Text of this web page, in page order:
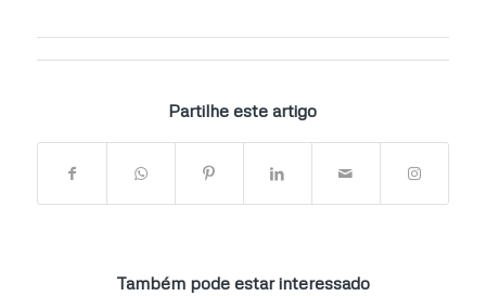
Partilhe este artigo
Também pode estar interessado